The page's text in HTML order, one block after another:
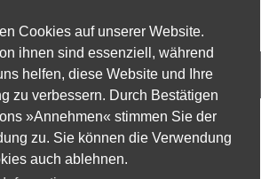
Cookies auf unserer Website.
ihnen sind essenziell, während
helfen, diese Website und Ihre
zu verbessern. Durch Bestätigen
»Annehmen« stimmen Sie der
zu. Sie können die Verwendung
auch ablehnen.
der KAB gGmbH